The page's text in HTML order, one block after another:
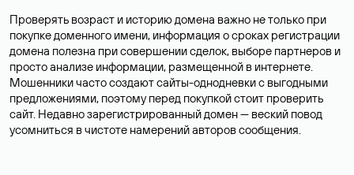
Проверять возраст и историю домена важно не только при
покупке доменного имени, информация о сроках регистрации
домена полезна при совершении сделок, выборе партнеров и
просто анализе информации, размещенной в интернете.
Мошенники часто создают сайты-однодневки с выгодными
предложениями, поэтому перед покупкой стоит проверить
сайт. Недавно зарегистрированный домен — веский повод
усомниться в чистоте намерений авторов сообщения.